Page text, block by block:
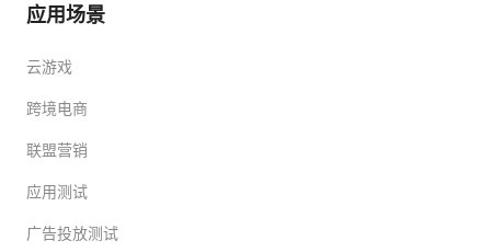
应用场景
云游戏
跨境电商
联盟营销
应用测试
广告投放测试